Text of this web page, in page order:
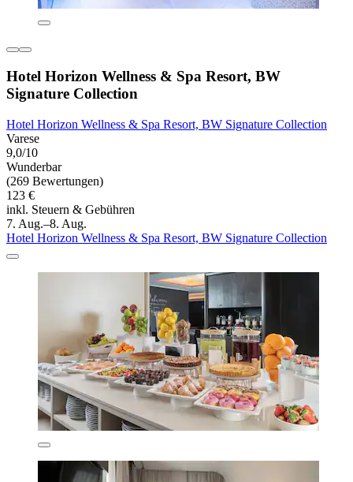
Hotel Horizon Wellness & Spa Resort, BW
Signature Collection
Hotel Horizon Wellness & Spa Resort, BW Signature Collection
Varese
9,0/10
Wunderbar
(269 Bewertungen)
123 €
inkl. Steuern & Gebühren
7. Aug.–8. Aug.
Hotel Horizon Wellness & Spa Resort, BW Signature Collection